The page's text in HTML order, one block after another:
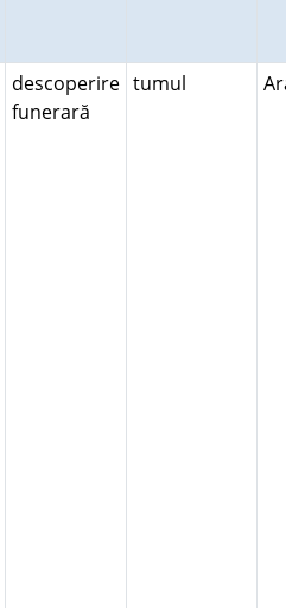
descoperire
funerară
tumul